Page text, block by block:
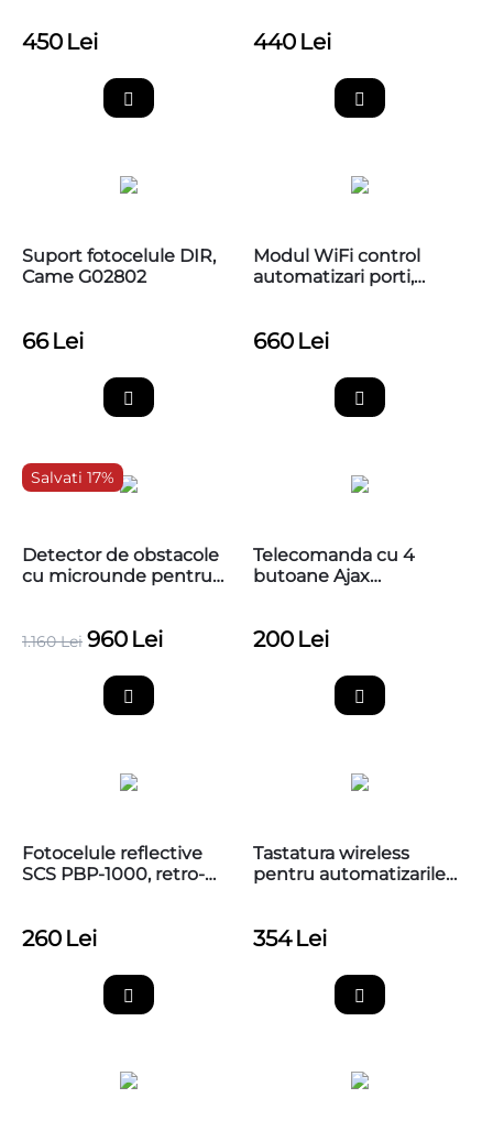
450 Lei 440 Lei
Suport fotocelule DIR,
Came G02802
66 Lei
Modul WiFi control
automatizari porti,
660 Lei
Salvati 17%
Detector de obstacole
cu microunde pentru
persoanelor, PB-VR10 -
1.160 Lei 960 Lei
Telecomanda cu 4
butoane Ajax
200 Lei
Fotocelule reflective
SCS PBP-1000, retro-
260 Lei
Tastatura wireless
pentru automatizarile
354 Lei